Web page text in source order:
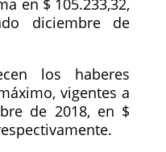
en $ 105.233,32,
diciembre de
los haberes
vigentes a
de 2018, en $